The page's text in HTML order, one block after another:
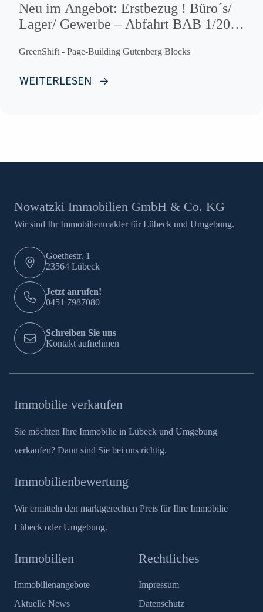
Neu im Angebot: Erstbezug ! Büro´s/
Lager/ Gewerbe – Abfahrt BAB 1/20
GreenShift - Page-Building Gutenberg Blocks
WEITERLESEN
Nowatzki Immobilien GmbH & Co. KG
Wir sind Ihr Immobilienmakler für Lübeck und Umgebung.
Goethestr. 1
23564 Lübeck
Jetzt anrufen!
0451 7987080
Schreiben Sie uns
Kontakt aufnehmen
Immobilie verkaufen
Sie möchten Ihre Immobilie in Lübeck und Umgebung
verkaufen? Dann sind Sie bei uns richtig.
Immobilien
Immobilienangebote
Aktuelle News
Immobilienbewertung
Wir ermitteln den marktgerechten Preis für Ihre Immobilie
Lübeck oder Umgebung.
Rechtliches
Impressum
Datenschutz